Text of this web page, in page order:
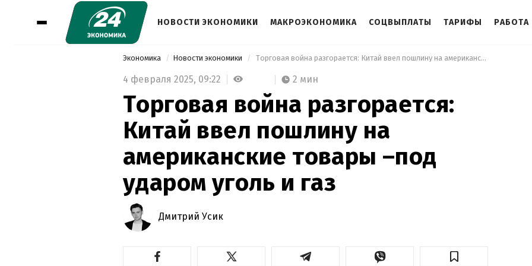
НОВОСТИ ЭКОНОМИКИ МАКРОЭКОНОМИКА СОЦВЫПЛАТЫ ТАРИФЫ РАБОТА
Экономика Новости экономики Торговая война разгорается: Китай ввел пошлину на американские товары –под ударом уголь и газ
4 февраля 2025, 09:22 2 мин
Торговая война разгорается:
Китай ввел пошлину на
американские товары –под
ударом уголь и газ
Дмитрий Усик